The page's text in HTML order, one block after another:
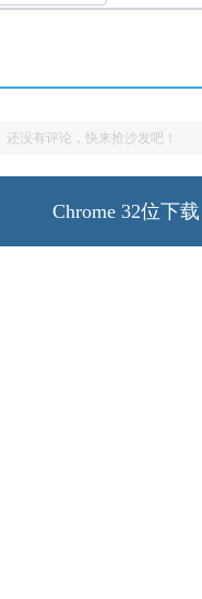
还没有评论，快来抢沙发吧！
Chrome 32位下载